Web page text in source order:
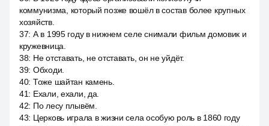
коммунизма, который позже вошёл в состав более крупных
хозяйств.
37: А в 1995 году в нижнем селе снимали фильм домовик и
кружевница.
38: Не отставать, не отставать, он не уйдёт.
39: Обходи.
40: Тоже шайтан камень.
41: Ехали, ехали, да.
42: По лесу плывём.
43: Церковь играла в жизни села особую роль в 1860 году